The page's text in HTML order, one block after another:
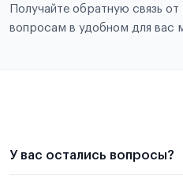
Получайте обратную связь
вопросам в удобном для вас
У вас остались вопросы?